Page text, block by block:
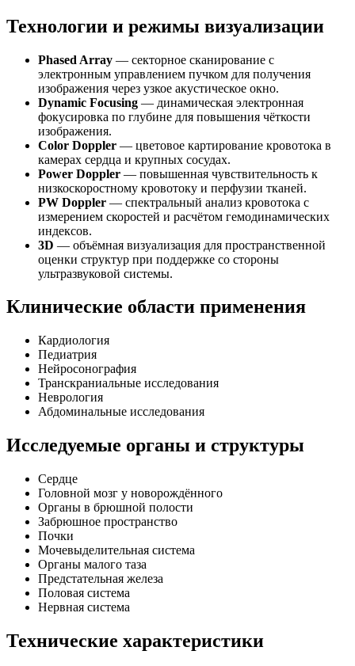
Технологии и режимы визуализации
Phased Array — секторное сканирование с
электронным управлением пучком для получения
изображения через узкое акустическое окно.
Dynamic Focusing — динамическая электронная
фокусировка по глубине для повышения чёткости
изображения.
Color Doppler — цветовое картирование кровотока в
камерах сердца и крупных сосудах.
Power Doppler — повышенная чувствительность к
низкоскоростному кровотоку и перфузии тканей.
PW Doppler — спектральный анализ кровотока с
измерением скоростей и расчётом гемодинамических
индексов.
3D — объёмная визуализация для пространственной
оценки структур при поддержке со стороны
ультразвуковой системы.
Клинические области применения
Кардиология
Педиатрия
Нейросонография
Транскраниальные исследования
Неврология
Абдоминальные исследования
Исследуемые органы и структуры
Сердце
Головной мозг у новорождённого
Органы в брюшной полости
Забрюшное пространство
Почки
Мочевыделительная система
Органы малого таза
Предстательная железа
Половая система
Нервная система
Технические характеристики